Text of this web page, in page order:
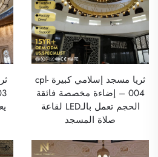
ثريا مسجد إسلامي كبيرة cpl-
004 – إضاءة مخصصة فائقة
الحجم تعمل بالـLED لقاعة
صلاة المسجد